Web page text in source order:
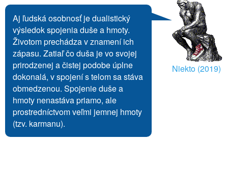
Aj ľudská osobnosť je dualistický
výsledok spojenia duše a hmoty.
Životom prechádza v znamení ich
zápasu. Zatiaľ čo duša je vo svojej
prirodzenej a čistej podobe úplne
dokonalá, v spojení s telom sa stáva
obmedzenou. Spojenie duše a
hmoty nenastáva priamo, ale
prostredníctvom veľmi jemnej hmoty
(tzv. karmanu).
Niekto (2019)